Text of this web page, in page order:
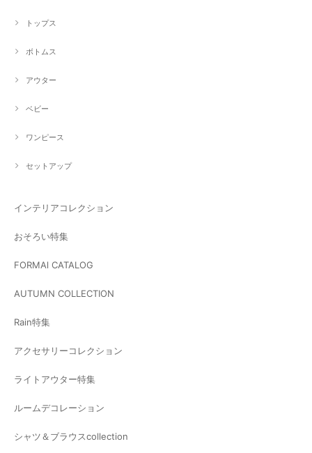
トップス
ボトムス
アウター
ベビー
ワンピース
セットアップ
インテリアコレクション
おそろい特集
FORMAl CATALOG
AUTUMN COLLECTION
Rain特集
アクセサリーコレクション
ライトアウター特集
ルームデコレーション
シャツ＆ブラウスcollection